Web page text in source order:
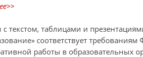
текстом, таблицами и
соответствует требованиям
работы в образовательных